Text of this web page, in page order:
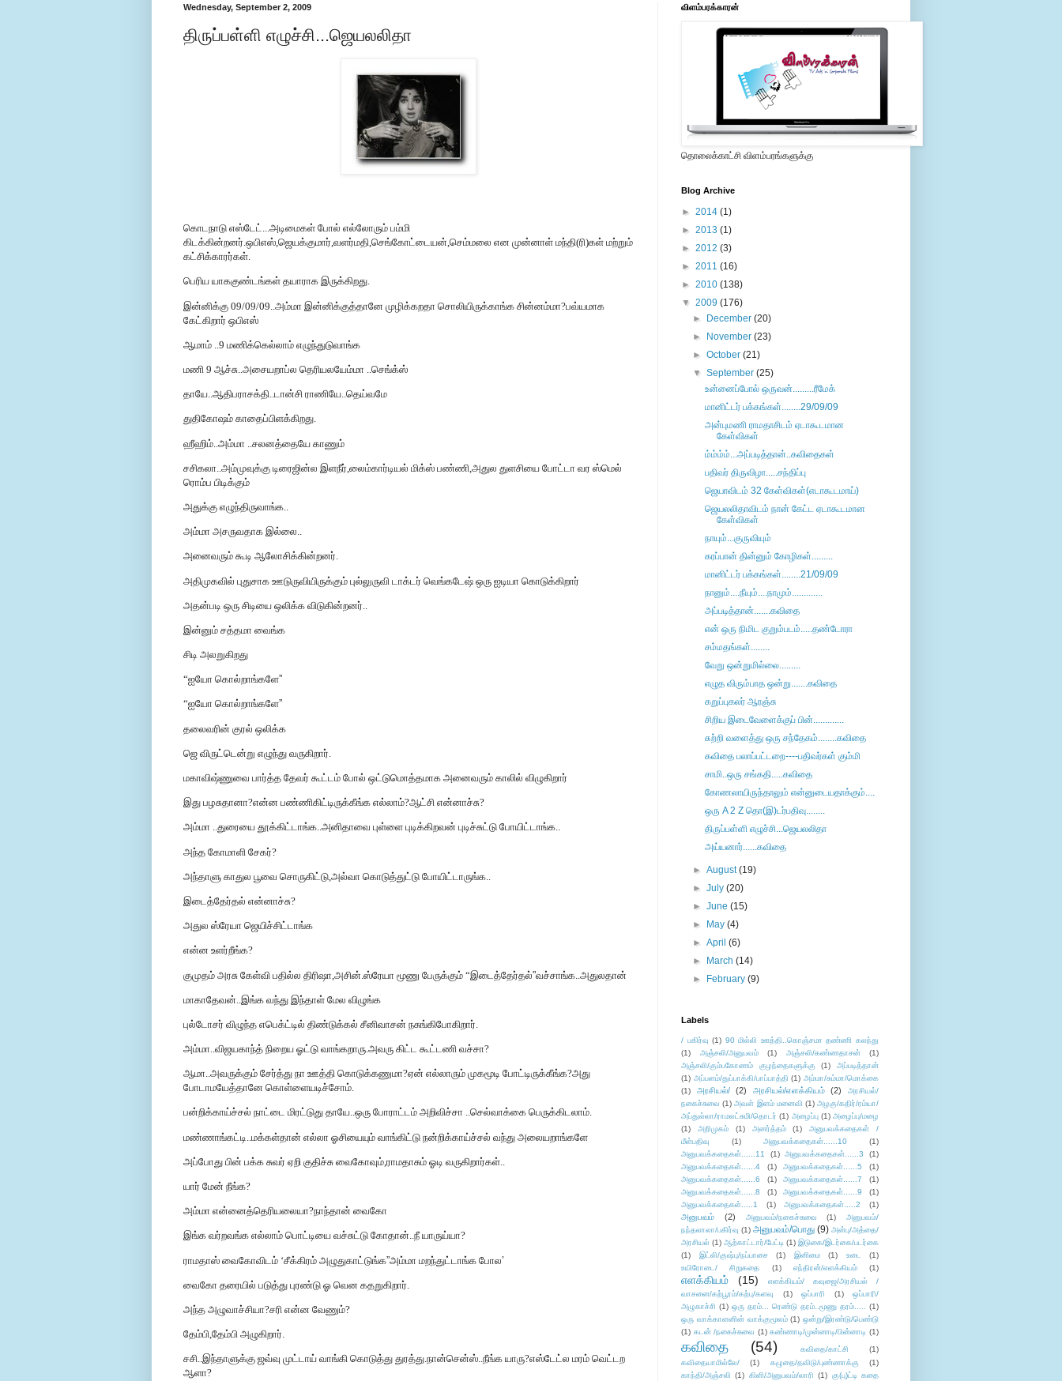
Wednesday, September 2, 2009
திருப்பள்ளி எழுச்சி...ஜெயலலிதா
கொடநாடு எஸ்டேட்...அடிமைகள் போல் எல்லோரும் பம்மி
கிடக்கின்றனர்.ஒபிஎஸ்,ஜெயக்குமார்,வளர்மதி,செங்கோட்டையன்,செம்மலை என முன்னாள் மந்தி(ரி)கள் மற்றும்
கட்சிக்காரர்கள்.
பெரிய யாககுண்டங்கள் தயாராக இருக்கிறது.
இன்னிக்கு 09/09/09.. அம்மா இன்னிக்குத்தானே முழிக்கறதா சொலியிருக்காங்க சின்னம்மா?பவ்யமாக
கேட்கிறார் ஒபிஎஸ்
ஆமாம் ..9 மணிக்கெல்லாம் எழுந்துடுவாங்க
மணி 9 ஆச்சு..அசையறாப்ல தெரியலயேம்மா ..செங்க்ஸ்
தாயே..ஆதிபராசக்தி..டான்சி ராணியே..தெய்வமே
துதிகோஷம் காதைப்பிளக்கிறது.
ஹீஹிம்..அம்மா ..சலனத்தையே காணும்
சசிகலா..அம்முவுக்கு டிரைஜின்ல இளநீர்,லைம்கார்டியல் மிக்ஸ் பண்ணி,அதுல துளசியை போட்டா வர ஸ்மெல்
ரொம்ப பிடிக்கும்
அதுக்கு எழுந்திருவாங்க..
அம்மா அசருவதாக இல்லை..
அனைவரும் கூடி ஆலோசிக்கின்றனர்.
அதிமுகவில் புதுசாக ஊடுருவியிருக்கும் புல்லுருவி டாக்டர் வெங்கடேஷ் ஒரு ஐடியா கொடுக்கிறார்
அதன்படி ஒரு சிடியை ஒலிக்க விடுகின்றனர்..
இன்னும் சத்தமா வைங்க
சிடி அலறுகிறது
“ஐயோ கொல்றாங்களே”
“ஐயோ கொல்றாங்களே”
தலைவரின் குரல் ஒலிக்க
ஜெ விருட்டென்று எழுந்து வருகிறார்.
மகாவிஷ்ணுவை பார்த்த தேவர் கூட்டம் போல் ஒட்டுமொத்தமாக அனைவரும் காலில் விழுகிறார்
இது பழசுதானா?என்ன பண்ணிகிட்டிருக்கீங்க எல்லாம்?ஆட்சி என்னாச்சு?
அம்மா ..துரையை தூக்கிட்டாங்க..அனிதாவை புள்ளை புடிக்கிறவன் புடிச்சுட்டு போயிட்டாங்க..
அந்த கோமாளி சேகர்?
அந்தாளு காதுல பூவை சொருகிட்டு,அல்வா கொடுத்துட்டு போயிட்டாருங்க..
இடைத்தேர்தல் என்னாச்சு?
அதுல ஸ்ரேயா ஜெயிச்சிட்டாங்க
என்ன உளர்றீங்க?
குமுதம் அரசு கேள்வி பதில்ல திரிஷா,அசின்.ஸ்ரேயா மூணு பேருக்கும் “இடைத்தேர்தல்”வச்சாங்க..அதுலதான்
மாகாதேவன்..இங்க வந்து இந்தாள் மேல விழுங்க
புல்டோசர் விழுந்த எபெக்ட்டில் திண்டுக்கல் சீனிவாசன் நசுங்கிபோகிறார்.
அம்மா..விஜயகாந்த் நிறைய ஓட்டு வாங்கறாரு.அவரு கிட்ட கூட்டணி வச்சா?
ஆமா..அவருக்கும் சேர்த்து நா ஊத்தி கொடுக்கணுமா?ஏன் எல்லாரும் முகமூடி போட்டிருக்கீங்க?அது
போடாமயேத்தானே கொள்ளையடிச்சோம்.
பன்றிக்காய்ச்சல் நாட்டை மிரட்டுது தாயே..ஒரு போராட்டம் அறிவிச்சா ..செல்வாக்கை பெருக்கிடலாம்.
மண்ணாங்கட்டி..மக்கள்தான் எல்லா ஓசியையும் வாங்கிட்டு நன்றிக்காய்ச்சல் வந்து அலையறாங்களே
அப்போது பின் பக்க சுவர் ஏறி குதிச்சு வைகோவும்,ராமதாசும் ஓடி வருகிறார்கள்..
யார் மேன் நீங்க?
அம்மா என்னைத்தெரியலையா?நாந்தான் வைகோ
இங்க வர்றவங்க எல்லாம் பொட்டியை வச்சுட்டு கோதான்..நீ யாருய்யா?
ராமதாஸ் வைகோவிடம் ‘சீக்கிரம் அழுதுகாட்டுங்க”அம்மா மறந்துட்டாங்க போல’
வைகோ தரையில் படுத்து புரண்டு ஓ வென கதறுகிறார்.
அந்த அழுவாச்சியா?சரி என்ன வேணும்?
தேம்பி,தேம்பி அழுகிறார்.
சசி..இந்தாளுக்கு ஜவ்வு முட்டாய் வாங்கி கொடுத்து துரத்து.நான்சென்ஸ்..நீங்க யாரு?எஸ்டேட்ல மரம் வெட்டற
ஆளா?
விளம்பரக்காரன்
தொலைக்காட்சி விளம்பரங்களுக்கு
Blog Archive
► 2014 (1)
► 2013 (1)
► 2012 (3)
► 2011 (16)
► 2010 (138)
▼ 2009 (176)
►
December(20)
►
November(23)
►October(21)
▼September(25)
உன்னைப்போல் ஒருவன்.........ரீமேக்
மானிட்டர் பக்கங்கள்........29/09/09
அன்புமணி ராமதாசிடம் ஏடாகூடமான
கேள்விகள்
ம்ம்ம்ம்...அப்படித்தான்..கவிதைகள்
பதிவர் திருவிழா.....சந்திப்பு
ஜெயாவிடம் 32 கேள்விகள்(எடாகூடமாய்)
ஜெயலலிதாவிடம் நான் கேட்ட ஏடாகூடமான
கேள்விகள்
நாயும்...குருவியும்
கரப்பான் தின்னும் கோழிகள்.........
மானிட்டர் பக்கங்கள்........21/09/09
நானும்....நீயும்....நாமும்.............
அப்படித்தான்.......கவிதை
என் ஒரு நிமிட குறும்படம்.....தண்டோரா
சம்மதங்கள்........
வேறு ஒன்றுமில்லை.........
எழுத விரும்பாத ஒன்று.......கவிதை
கறுப்புகலர் ஆரஞ்சு
சிறிய இடைவேளைக்குப் பின்.............
சுற்றி வளைத்து ஒரு சந்தேகம்........கவிதை
கவிதை பலாப்பட்டறை----பதிவர்கள் கும்மி
சாமி..ஒரு சங்கதி.....கவிதை
கோணலாயிருந்தாலும் என்னுடையதாக்கும்....
ஒரு A 2 Z தொ(இ)டர்பதிவு........
திருப்பள்ளி எழுச்சி...ஜெயலலிதா
அய்யனார்......கவிதை
►August(19)
►July(20)
►June(15)
►
May(4)
►April(6)
►
March(14)
►
February(9)
Labels
/ பகிர்வு (1) 90 மில்லி ஊத்தி..கொஞ்சமா தண்ணி கலந்து
(1)
அஞ்சலி/அனுபவம் (1) அஞ்சலி/கண்ணதாசன்
(1)
அஞ்சலி/கும்பகோணம் குழந்தைகளுக்கு
(1)
அப்படித்தான்
(1) அப்பளம்/துப்பாக்கி/பாப்பாத்தி (1) அம்மா/சும்மா/மொக்கை
(1)
அரசியல்/ (2) அரசியல்/எளக்கியம் (2)
அரசியல்/
நகைச்சுவை (1) அவள் இளம் மனைவி (1) அழகு/கதிர்/ரம்யா/
அப்துல்லா/ராமலட்சுமி/தொடர் (1) அழைப்பு (1) அழைப்பு/மழை
(1)
அறிமுகம் (1) அனர்த்தம் (1)
அனுபவக்கதைகள் /
மீள்பதிவு
(1) அனுபவக்கதைகள்......10
(1)
அனுபவக்கதைகள்......11
(1) அனுபவக்கதைகள்......3
(1)
அனுபவக்கதைகள்......4
(1) அனுபவக்கதைகள்......5
(1)
அனுபவக்கதைகள்......6
(1) அனுபவக்கதைகள்......7
(1)
அனுபவக்கதைகள்......8
(1) அனுபவக்கதைகள்......9
(1)
அனுபவக்கதைகள்.....1
(1) அனுபவக்கதைகள்.....2 (1)
அனுபவம் (2) அனுபவம்/நகைச்சுவை (1)
அனுபவம்/
நந்தலாலா/பகிர்வு (1) அனுபவம்/பொது (9) அன்பு/அத்தை/
அரசியல் (1) ஆற்காட்டார்/பேட்டி (1) இடுகை/இடர்கை/படர்கை
(1)
இட்லி/குஷ்பு/நப்பாசை (1) இனிமை (1) உடை
(1)
உயிரோடை/ சிறுகதை
(1) எந்திரன்/எளக்கியம் (1)
எளக்கியம் (15)
எளக்கியம்/ கவுஜை/அரசியல் /
வாசனை/கற்பூரம்/கற்பு/களவு
(1) ஒப்பாரி (1)
ஒப்பாரி/
அழுகாச்சி (1) ஒரு தரம்... ரெண்டு தரம்..மூணு தரம்..... (1)
ஒரு வாக்காளனின் வாக்குமூலம் (1) ஒன்று/இரண்டு/பெண்டு
(1) கடன் /நகைச்சுவை (1) கண்ணாடி/முன்னாடி/பின்னாடி (1)
கவிதை (54) கவிதை/காட்சி
(1)
கவிதையாமில்லே/
(1) கழுதை/தவிடு/புண்ணாக்கு
(1)
காந்தி/அஞ்சலி (1) கிளி/அனுபவம்/லாரி (1) கு(பு)ட்டி கதை